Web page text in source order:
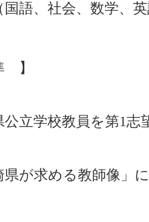
語、社会、数学、英
】
学校教員を第1志
求める教師像」に